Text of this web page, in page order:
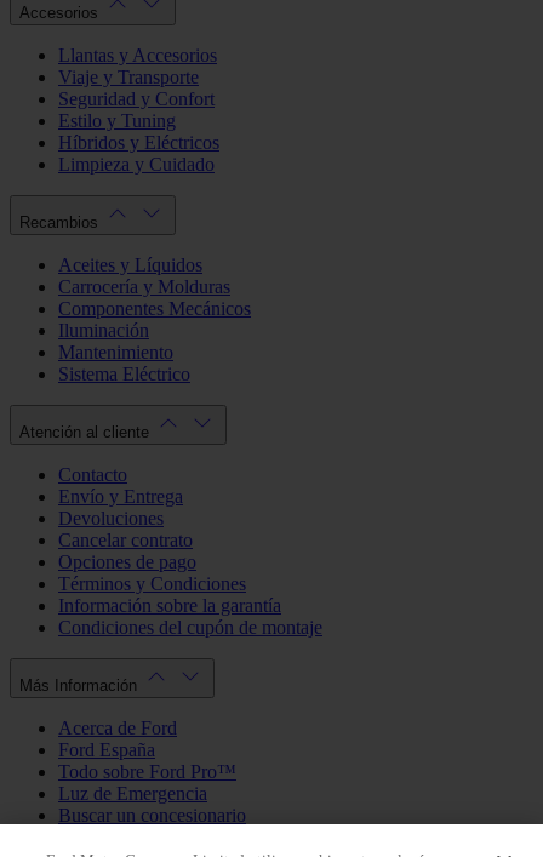
Accesorios
Llantas y Accesorios
Viaje y Transporte
Seguridad y Confort
Estilo y Tuning
Híbridos y Eléctricos
Limpieza y Cuidado
Recambios
Aceites y Líquidos
Carrocería y Molduras
Componentes Mecánicos
Iluminación
Mantenimiento
Sistema Eléctrico
Atención al cliente
Contacto
Envío y Entrega
Devoluciones
Cancelar contrato
Opciones de pago
Términos y Condiciones
Información sobre la garantía
Condiciones del cupón de montaje
Más Información
Acerca de Ford
Ford España
Todo sobre Ford Pro™
Luz de Emergencia
Buscar un concesionario